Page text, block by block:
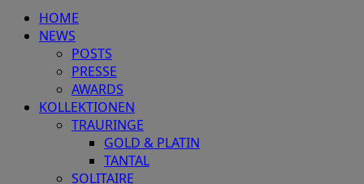
HOME
NEWS
POSTS
PRESSE
AWARDS
KOLLEKTIONEN
TRAURINGE
GOLD & PLATIN
TANTAL
SOLITAIRE